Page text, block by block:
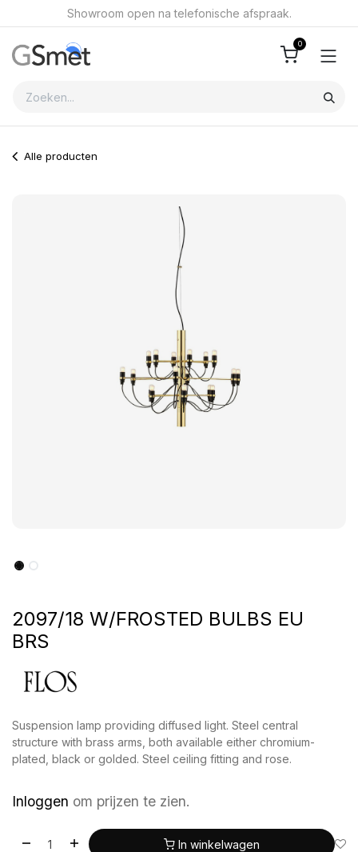
Overslaan naar inhoudShowroom open na telefonische afspraak.
0
Alle producten
2097/18 W/FROSTED BULBS EU
BRS
Suspension lamp providing diffused light. Steel central
structure with brass arms, both available either chromium-
plated, black or golded. Steel ceiling fitting and rose.
Inloggen om prijzen te zien.
In winkelwagen